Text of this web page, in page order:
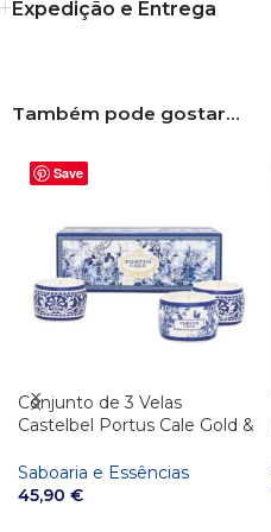
Expedição e Entrega
Também pode gostar…
Save
Conjunto de 3 Velas
Castelbel Portus Cale Gold &
Saboaria e Essências
45,90 €